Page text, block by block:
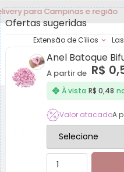
Campinas e região •
Extensão de Cílios
Bobs De Silicone
Ofertas sugeridas
Anel Batoque
A partir de R$
À vista R$ 0,48
Valor atacadoA